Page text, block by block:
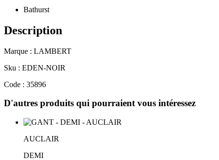
Bathurst
Description
Marque : LAMBERT
Sku : EDEN-NOIR
Code : 35896
D'autres produits qui pourraient vous intéressez
AUCLAIR
DEMI